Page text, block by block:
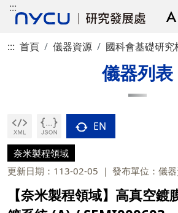
:::
::: 首頁 儀器資源 國科會基礎研究
儀器列表
EN
奈米製程領域
更新日期：113-02-05
發布單位：儀
【奈米製程領域】高真空鍍